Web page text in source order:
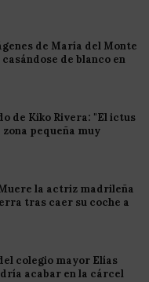
de María del Monte
de blanco en
de Kiko Rivera: "El ictus
pequeña muy
la actriz madrileña
tras caer su coche a
colegio mayor Elías
acabar en la cárcel